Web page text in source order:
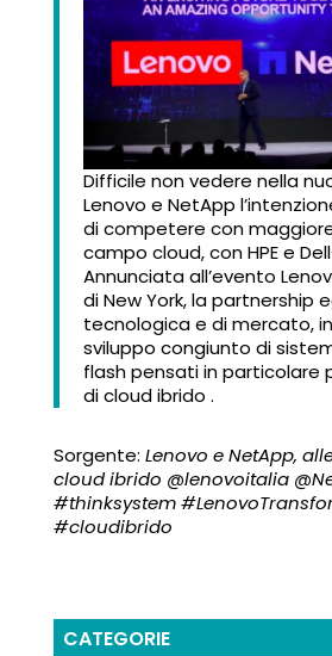
Difficile non vedere nella
Lenovo e NetApp
di competere con
campo cloud, con HPE e
Annunciata all’evento
di New York, la partnership
tecnologica e di mercato,
sviluppo congiunto di
flash pensati in particolare
di cloud ibrido .
Sorgente: Lenovo e NetApp,
cloud ibrido @lenovoitalia
#thinksystem
#cloudibrido
CATEGORIE